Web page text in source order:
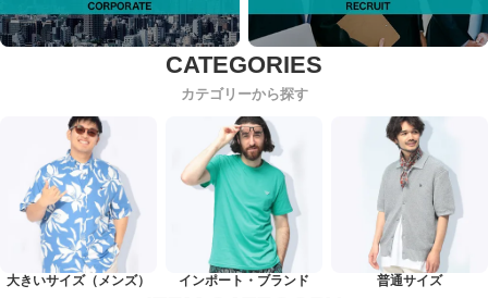
カテゴリーから探す
大きいサイズ（メンズ） インポート・ブランド 普通サイズ